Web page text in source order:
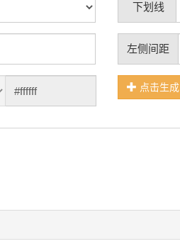
下划线
左侧间距
点击生成